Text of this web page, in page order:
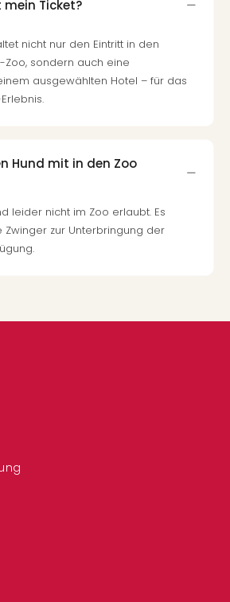
Ticket?
nicht nur den Eintritt in den
Zoo, sondern auch eine
ausgewählten Hotel – für das
Hund mit in den Zoo
leider nicht im Zoo erlaubt. Es
Zwinger zur Unterbringung der